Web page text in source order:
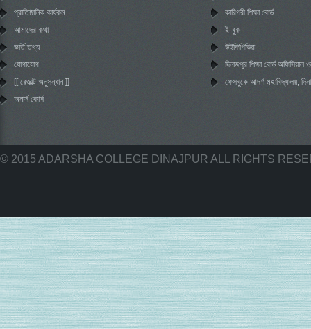
প্রাতিষ্ঠানিক কার্যকম
আমাদের কথা
ভর্তি তথ্য
যোগাযোগ
[[ রেজাল্ট অনুসন্ধান ]]
অনার্স কোর্স
কারিগরী শিক্ষা বোর্ড
ই-বুক
উইকিপিডিয়া
দিনাজপুর শিক্ষা বোর্ড অফিসিয়াল
‌ফেসবু‌কে আদর্শ মহা‌বিদ্যালয়,
© 2015 ADARSHA COLLEGE DINAJPUR ALL RIGHTS